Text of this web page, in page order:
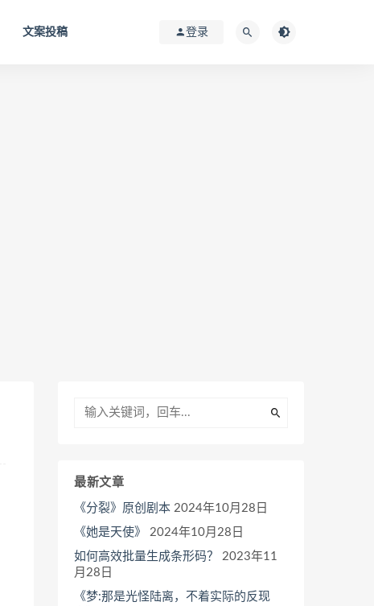
文案投稿 登录
最新文章
《分裂》原创剧本 2024年10月28日
《她是天使》
2024年10月28日
如何高效批量生成条形码？
2023年11
月28日
《梦:那是光怪陆离，不着实际的反现